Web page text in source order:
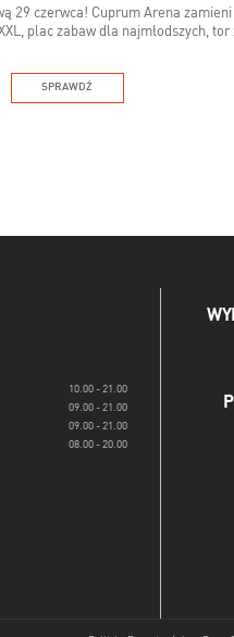
29 czerwca! Cuprum Arena
plac zabaw dla najmłodszych,
SPRAWDŹ
10.00 - 21.00
09.00 - 21.00
09.00 - 21.00
08.00 - 20.00